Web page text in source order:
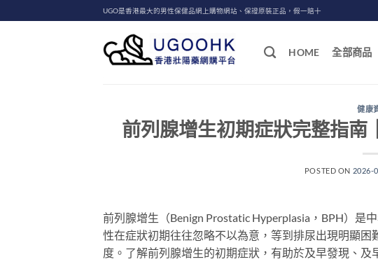
to
UGO是香港最大的男性保健品網上購物網站、保證原裝正品，假一賠十
HOME 全部商品
健康
前列腺增生初期症狀完整指
POSTED ON 2026-
前列腺增生（Benign Prostatic Hyperplasia，BPH）是
性在症狀初期往往忽略不以為意，等到排尿出現明顯
度。了解前列腺增生的初期症狀，有助於及早發現、及